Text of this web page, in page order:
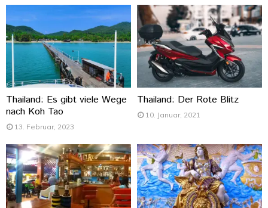
Thailand: Es gibt viele Wege
nach Koh Tao
13. Februar, 2023
Thailand: Der Rote Blitz
10. Januar, 2021